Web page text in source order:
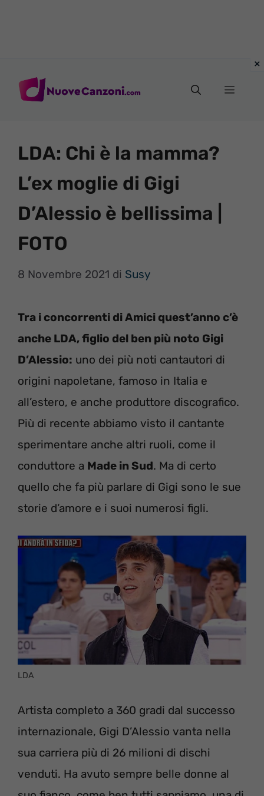
Menu
LDA: Chi è la mamma?
L’ex moglie di Gigi
D’Alessio è bellissima |
FOTO
8 Novembre 2021 di Susy
Tra i concorrenti di Amici quest’anno c’è
anche LDA, figlio del ben più noto Gigi
D’Alessio: uno dei più noti cantautori di
origini napoletane, famoso in Italia e
all’estero, e anche produttore discografico.
Più di recente abbiamo visto il cantante
sperimentare anche altri ruoli, come il
conduttore a Made in Sud. Ma di certo
quello che fa più parlare di Gigi sono le sue
storie d’amore e i suoi numerosi figli.
LDA
Artista completo a 360 gradi dal successo
internazionale, Gigi D’Alessio vanta nella
sua carriera più di 26 milioni di dischi
venduti. Ha avuto sempre belle donne al